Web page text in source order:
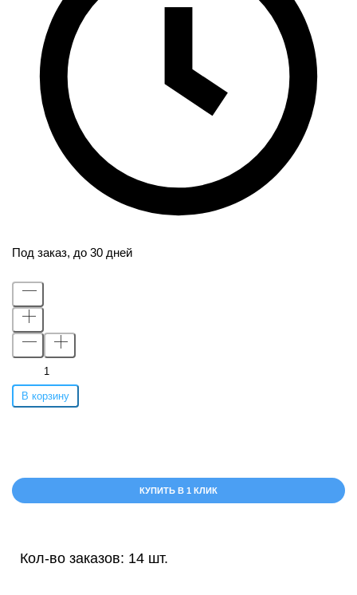
Под заказ, до 30 дней
В корзину
КУПИТЬ В 1 КЛИК
Кол-во заказов: 14 шт.